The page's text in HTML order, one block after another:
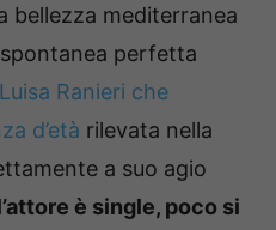
bellezza mediterranea
perfetta
Ranieri che
d’età rilevata nella
a suo agio
è single, poco si